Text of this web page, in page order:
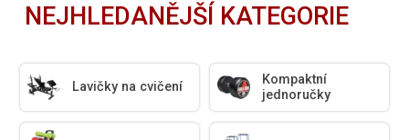
NEJHLEDANĚJŠÍ KATEGORIE
Lavičky na cvičení
Kompaktní
jednoručky